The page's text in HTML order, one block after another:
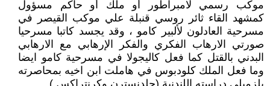
موكب رسمي لامبراطور أو ملك أو حاكم مسؤول
كمشهد القاء ثائر روسي قنبلة علي موكب القيصر في
مسرحية العادلون لألبير كامو ، وقد يجسد كاتبا مسرحيا
صورتي الارهاب الفكري والفكر الإرهابي مع الارهابي
البدني بالقتل كما فعل كاليجولا في مسرحية كامو ايضا
وما فعل الملك كلودبوس في هاملت ابن اخيه بمحاصرته